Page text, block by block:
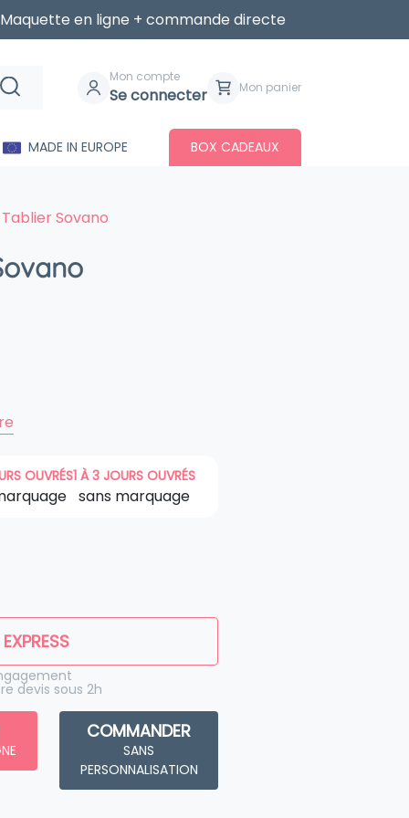
Maquette en ligne + commande directe
Mon compte
Se connecter Mon panier
MADE IN EUROPE BOX CADEAUX
Sovano
OUVRÉS1 À 3 JOURS OUVRÉS
sans marquage
devis sous 2h
COMMANDER
SANS
PERSONNALISATION